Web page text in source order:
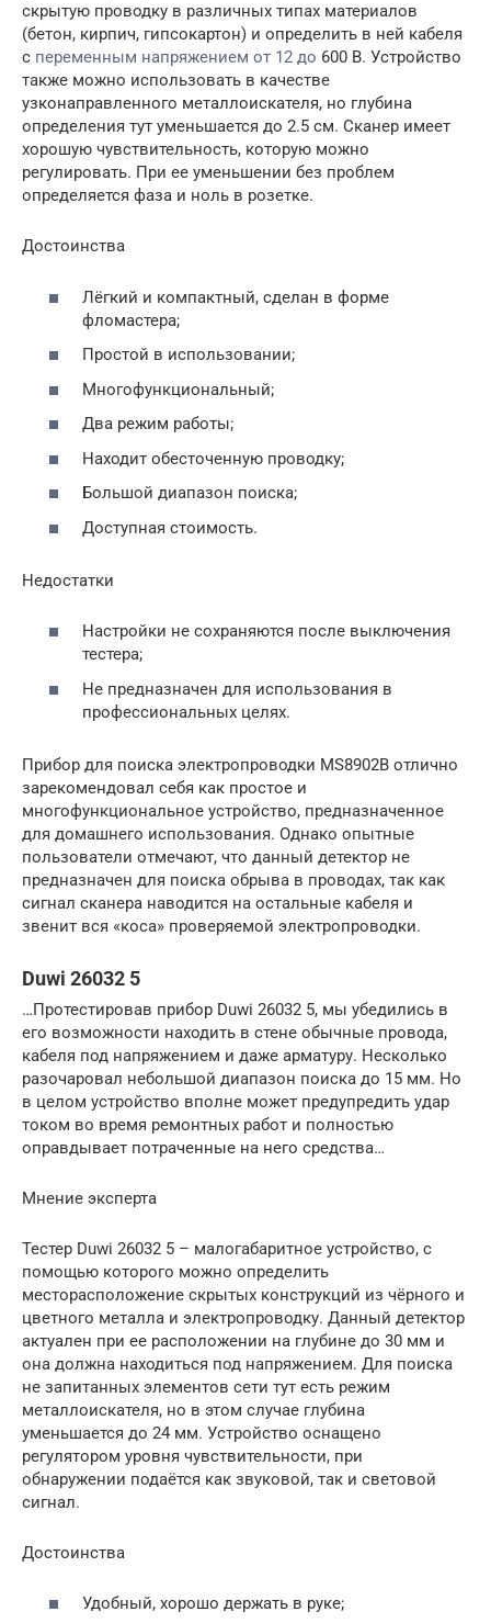
скрытую проводку в различных типах материалов
(бетон, кирпич, гипсокартон) и определить в ней кабеля
с переменным напряжением от 12 до 600 В. Устройство
также можно использовать в качестве
узконаправленного металлоискателя, но глубина
определения тут уменьшается до 2.5 см. Сканер имеет
хорошую чувствительность, которую можно
регулировать. При ее уменьшении без проблем
определяется фаза и ноль в розетке.
Достоинства
Лёгкий и компактный, сделан в форме
фломастера;
Простой в использовании;
Многофункциональный;
Два режим работы;
Находит обесточенную проводку;
Большой диапазон поиска;
Доступная стоимость.
Недостатки
Настройки не сохраняются после выключения
тестера;
Не предназначен для использования в
профессиональных целях.
Прибор для поиска электропроводки MS8902B отлично
зарекомендовал себя как простое и
многофункциональное устройство, предназначенное
для домашнего использования. Однако опытные
пользователи отмечают, что данный детектор не
предназначен для поиска обрыва в проводах, так как
сигнал сканера наводится на остальные кабеля и
звенит вся «коса» проверяемой электропроводки.
Duwi 26032 5
…Протестировав прибор Duwi 26032 5, мы убедились в
его возможности находить в стене обычные провода,
кабеля под напряжением и даже арматуру. Несколько
разочаровал небольшой диапазон поиска до 15 мм. Но
в целом устройство вполне может предупредить удар
током во время ремонтных работ и полностью
оправдывает потраченные на него средства…
Мнение эксперта
Тестер Duwi 26032 5 – малогабаритное устройство, с
помощью которого можно определить
месторасположение скрытых конструкций из чёрного и
цветного металла и электропроводку. Данный детектор
актуален при ее расположении на глубине до 30 мм и
она должна находиться под напряжением. Для поиска
не запитанных элементов сети тут есть режим
металлоискателя, но в этом случае глубина
уменьшается до 24 мм. Устройство оснащено
регулятором уровня чувствительности, при
обнаружении подаётся как звуковой, так и световой
сигнал.
Достоинства
Удобный, хорошо держать в руке;